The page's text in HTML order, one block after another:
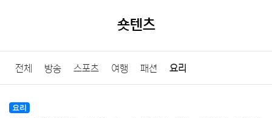
숏텐츠
전체 방송 스포츠 여행 패션 요리
요리